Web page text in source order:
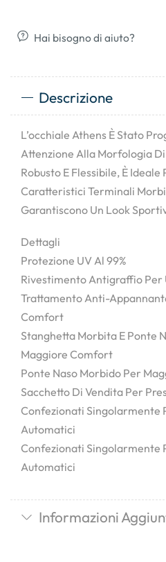
Hai bisogno di aiuto?
Descrizione
L’occhiale Athens È Stato
Attenzione Alla Morfologia
Robusto E Flessibile, È Ideale
Caratteristici Terminali
Garantiscono Un Look
Dettagli
Protezione UV Al 99%
Rivestimento Antigraffio Per
Trattamento Anti-
Comfort
Stanghetta Morbita E Ponte
Maggiore Comfort
Ponte Naso Morbido Per
Sacchetto Di Vendita Per
Confezionati Singolarmente
Automatici
Confezionati Singolarmente
Automatici
Informazioni